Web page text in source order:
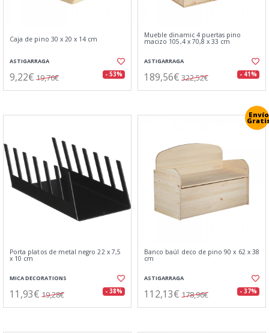
Caja de pino 30 x 20 x 14 cm
ASTIGARRAGA
9,22€ 19,76€ - 53%
Mueble dinamic 4 puertas pino
macizo 105,4 x 70,8 x 33 cm
ASTIGARRAGA
189,56€ 322,52€ - 41%
Porta platos de metal negro 22 x 7,5
x 10 cm
MICA DECORATIONS
11,93€ 19,28€ - 38%
Envío
Banco baúl deco de pino 90 x 62 x 38
cm
ASTIGARRAGA
112,13€ 178,96€ - 37%